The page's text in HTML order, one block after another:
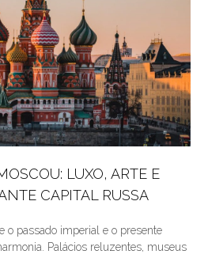
LUXO, ARTE E
CAPITAL RUSSA
o passado imperial e o presente
Palácios reluzentes, museus